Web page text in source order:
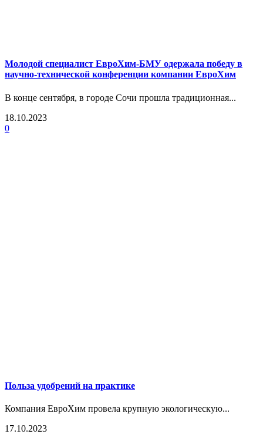
Молодой специалист ЕвроХим-БМУ одержала победу в
научно-технической конференции компании ЕвроХим
В конце сентября, в городе Сочи прошла традиционная...
18.10.2023
0
Польза удобрений на практике
Компания ЕвроХим провела крупную экологическую...
17.10.2023